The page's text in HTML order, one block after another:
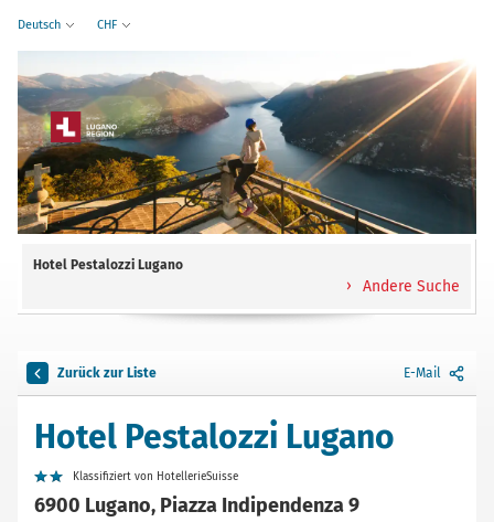
Deutsch CHF
Hotel Pestalozzi Lugano
Andere Suche
Zurück zur Liste E-Mail
Hotel Pestalozzi Lugano
Klassifiziert von HotellerieSuisse
6900 Lugano, Piazza Indipendenza 9